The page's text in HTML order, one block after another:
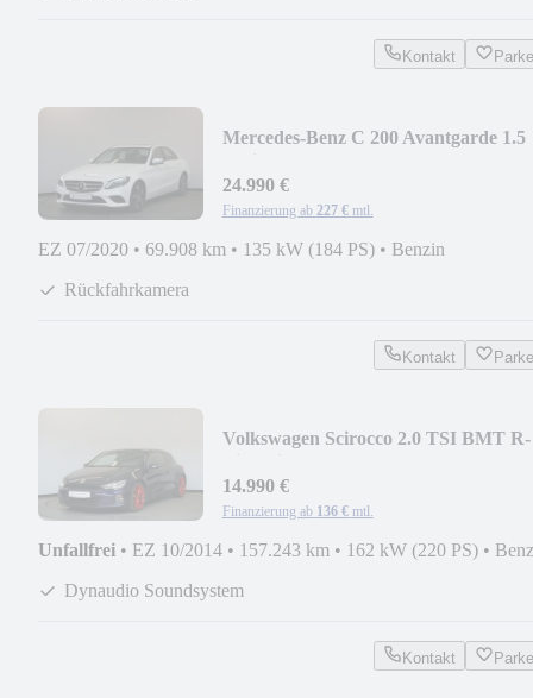
Kontakt
Mercedes-Benz C 200 Avantgarde 1.5
24.990 €
Finanzierung ab 227 € mtl.
EZ 07/2020 • 69.908 km • 135 kW (184 PS) • Benzin
Rückfahrkamera
Kontakt
Volkswagen Scirocco 2.0 TSI BMT R-
14.990 €
Finanzierung ab 136 € mtl.
Unfallfrei • EZ 10/2014 • 157.243 km • 162 kW (220 PS) •
Dynaudio Soundsystem
Kontakt